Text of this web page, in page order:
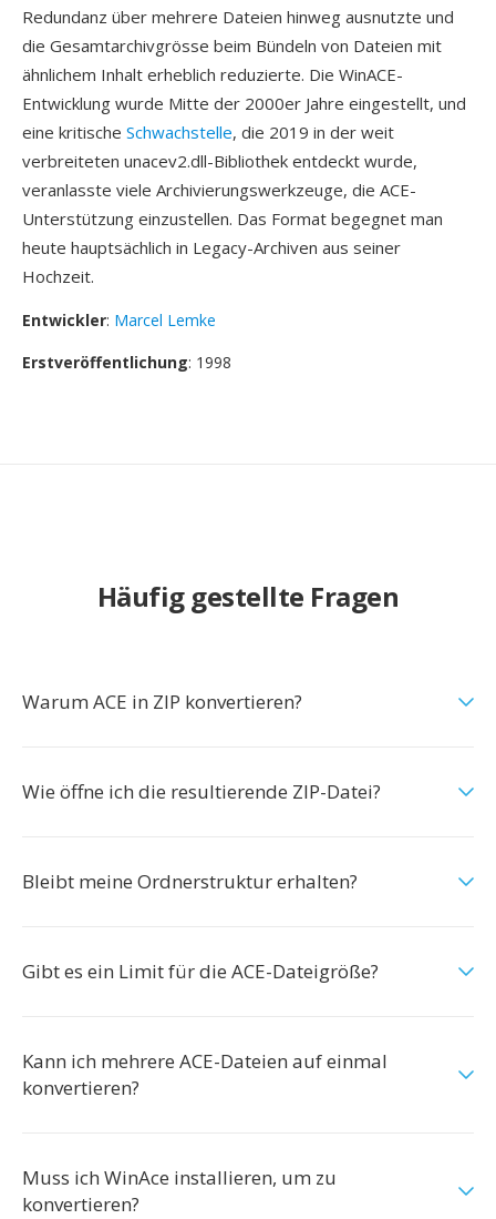
Redundanz über mehrere Dateien hinweg ausnutzte und
die Gesamtarchivgrösse beim Bündeln von Dateien mit
ähnlichem Inhalt erheblich reduzierte. Die WinACE-
Entwicklung wurde Mitte der 2000er Jahre eingestellt, und
eine kritische Schwachstelle, die 2019 in der weit
verbreiteten unacev2.dll-Bibliothek entdeckt wurde,
veranlasste viele Archivierungswerkzeuge, die ACE-
Unterstützung einzustellen. Das Format begegnet man
heute hauptsächlich in Legacy-Archiven aus seiner
Hochzeit.
Entwickler: Marcel Lemke
Erstveröffentlichung: 1998
Häufig gestellte Fragen
Warum ACE in ZIP konvertieren?
Wie öffne ich die resultierende ZIP-Datei?
Bleibt meine Ordnerstruktur erhalten?
Gibt es ein Limit für die ACE-Dateigröße?
Kann ich mehrere ACE-Dateien auf einmal
konvertieren?
Muss ich WinAce installieren, um zu
konvertieren?